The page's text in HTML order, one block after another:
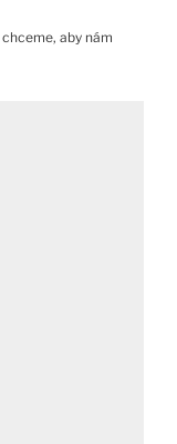
chceme, aby nám